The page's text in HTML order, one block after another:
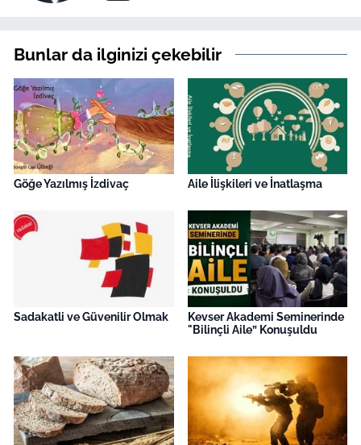
Bunlar da ilginizi çekebilir
Göğe Yazılmış İzdivaç Aile İlişkileri ve İnatlaşma
Sadakatli ve Güvenilir Olmak
Kevser Akademi Seminerinde
"Bilinçli Aile” Konuşuldu